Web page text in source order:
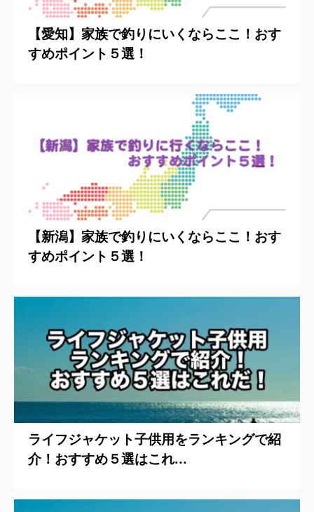
【愛知】家族で釣りにいくならここ！おす
すめポイント５選！
【新潟】家族で釣りにいくならここ！おす
すめポイント５選！
ライフジャケット子供用をランキングで紹
介！おすすめ５選はこれ...